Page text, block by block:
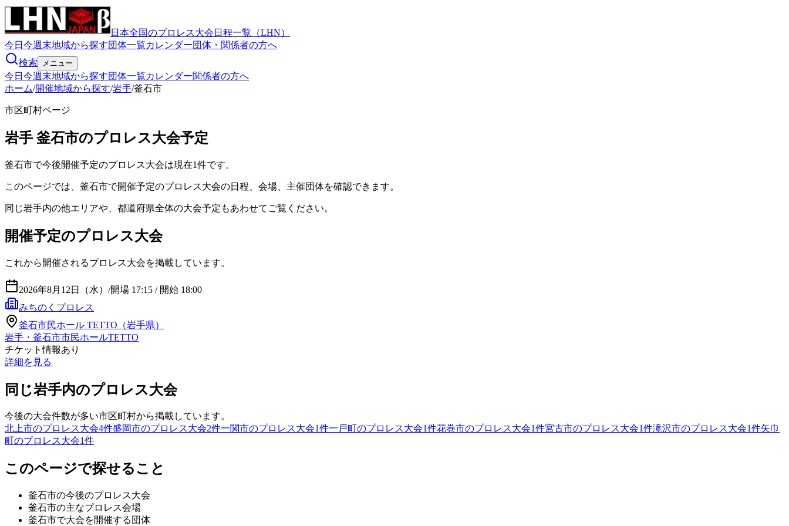
日本全国のプロレス大会日程一覧（LHN）
今日 今週末地域から探す団体一覧カレンダー団体・関係者の方へ
検索
メニュー
今日 今週末地域から探す団体一覧カレンダー関係者の方へ
ホーム/開催地域から探す/岩手/釜石市
市区町村ページ
岩手 釜石市のプロレス大会予定
釜石市で今後開催予定のプロレス大会は現在1件です。
このページでは、釜石市で開催予定のプロレス大会の日程、会場、主催団体を確認できます。
同じ岩手内の他エリアや、都道府県全体の大会予定もあわせてご覧ください。
開催予定のプロレス大会
これから開催されるプロレス大会を掲載しています。
2026年8月12日（水） /開場 17:15 / 開始 18:00
みちのくプロレス
釜石市民ホール TETTO（岩手県）
岩手・釜石市市民ホールTETTO
チケット情報あり
詳細を見る
同じ岩手内のプロレス大会
今後の大会件数が多い市区町村から掲載しています。
北上市のプロレス大会4件盛岡市のプロレス大会2件一関市のプロレス大会1件一戸町のプロレス大会1件花巻市のプロレス大会1件宮古市のプロレス大会1件滝沢市のプロレス大会1件矢巾
町のプロレス大会1件
このページで探せること
釜石市の今後のプロレス大会
釜石市の主なプロレス会場
釜石市で大会を開催する団体